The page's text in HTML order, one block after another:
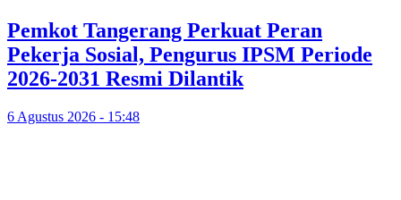
Pemkot Tangerang Perkuat Peran
Pekerja Sosial, Pengurus IPSM Periode
2026-2031 Resmi Dilantik
6 Agustus 2026 - 15:48